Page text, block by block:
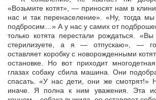
«Возьмите котят», — приносят нам в
нас и так перенаселение». «Ну, тогда
подбросим…» А у нас у самих от
только котята перестали рождаться.
стерилизуете, а я — отпускаю», —
оставляет коробку с новорожденными
остановке. Но вот приходит
глазах собаку сбила машина. Они
спасать. «У нас дети, они же смотрят!»
иначе. Я полна к ним уважения. Эта